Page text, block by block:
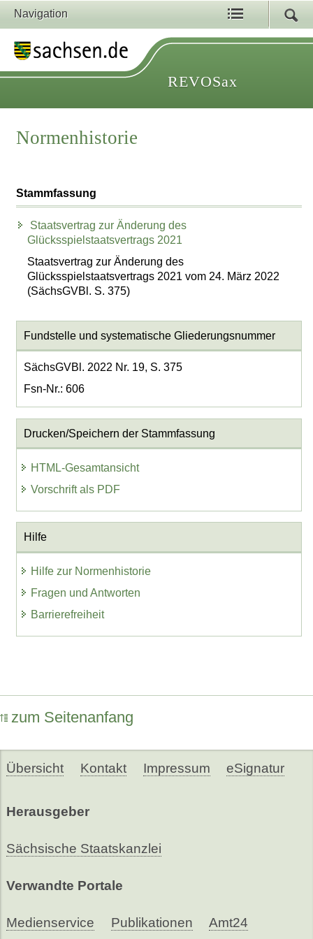
Navigation
REVOSax
Normenhistorie
Stammfassung
Staatsvertrag zur Änderung des
Glücksspielstaatsvertrags 2021
Staatsvertrag zur Änderung des
Glücksspielstaatsvertrags 2021 vom 24. März 2022
(SächsGVBl. S. 375)
Fundstelle und systematische Gliederungsnummer
SächsGVBl. 2022 Nr. 19, S. 375
Fsn-Nr.: 606
Drucken/Speichern der Stammfassung
HTML-Gesamtansicht
Vorschrift als PDF
Hilfe
Hilfe zur Normenhistorie
Fragen und Antworten
Barrierefreiheit
zum Seitenanfang
Übersicht Kontakt Impressum eSignatur
Herausgeber
Sächsische Staatskanzlei
Verwandte Portale
Medienservice Publikationen Amt24